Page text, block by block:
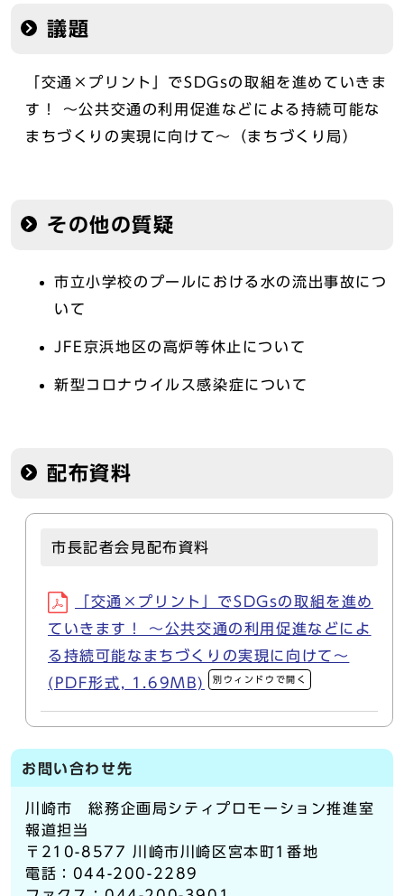
議題
「交通×プリント」でSDGsの取組を進めていきま
す！ ～公共交通の利用促進などによる持続可能な
まちづくりの実現に向けて～（まちづくり局）
その他の質疑
市立小学校のプールにおける水の流出事故につ
いて
JFE京浜地区の高炉等休止について
新型コロナウイルス感染症について
配布資料
市長記者会見配布資料
「交通×プリント」でSDGsの取組を進め
ていきます！ ～公共交通の利用促進などによ
る持続可能なまちづくりの実現に向けて～
(PDF形式, 1.69MB)
別ウィンドウで開く
お問い合わせ先
川崎市 総務企画局シティプロモーション推進室
報道担当
〒210-8577 川崎市川崎区宮本町1番地
電話：044-200-2289